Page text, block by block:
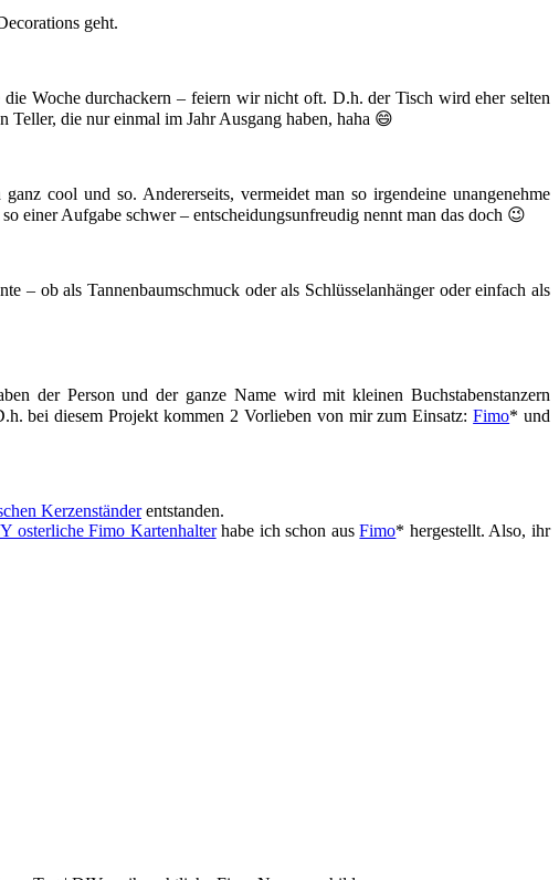
geht.
Woche durchackern – feiern wir nicht oft. D.h. der Tisch wird eher selten
die nur einmal im Jahr Ausgang haben, haha 😄
cool und so. Andererseits, vermeidet man so irgendeine unangenehme
einer Aufgabe schwer – entscheidungsunfreudig nennt man das doch 😉
– ob als Tannenbaumschmuck oder als Schlüsselanhänger oder einfach als
der Person und der ganze Name wird mit kleinen Buchstabenstanzern
bei diesem Projekt kommen 2 Vorlieben von mir zum Einsatz:Fimo* und
Kerzenständerentstanden.
osterliche Fimo Kartenhalterhabe ich schon ausFimo* hergestellt. Also, ihr